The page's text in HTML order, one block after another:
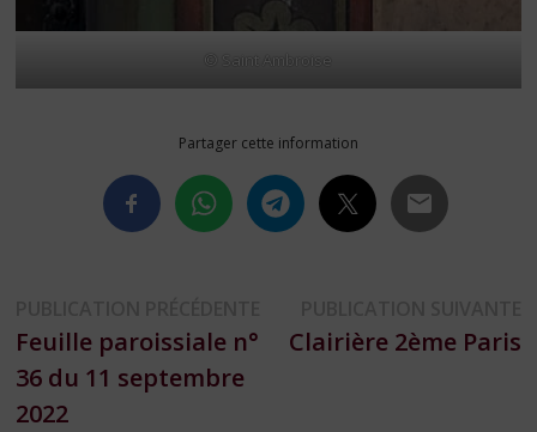
© Saint Ambroise
Partager cette information
de
l’article
précédente :
Feuille paroissiale n°
36 du 11 septembre
2022
Clairière 2ème Paris